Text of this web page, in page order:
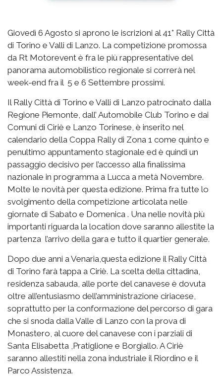
Giovedì 6 Agosto si aprono le iscrizioni al 41° Rally Città
di Torino e Valli di Lanzo. La competizione promossa
da Rt Motorevent è fra le più rappresentative del
panorama automobilistico regionale si correrà nel
week-end fra il 5 e 6 Settembre prossimi.
Il Rally Città di Torino e Valli di Lanzo patrocinato dalla
Regione Piemonte, dall’ Automobile Club Torino e dai
Comuni di Ciriè e Lanzo Torinese, è inserito nel
calendario della Coppa Rally di Zona 1 come quinto e
penultimo appuntamento stagionale ed è quindi un
passaggio decisivo per l’accesso alla finalissima
nazionale in programma a Lucca a metà Novembre.
Molte le novità per questa edizione. Prima fra tutte lo
svolgimento della competizione articolata nelle
giornate di Sabato e Domenica . Una nelle novità più
importanti riguarda la location dove saranno allestite la
partenza l’arrivo della gara e tutto il quartier generale.
Dopo due anni a Venaria,questa edizione il Rally Città
di Torino farà tappa a Ciriè. La scelta della cittadina,
residenza sabauda, alle porte del canavese è dovuta
oltre all’entusiasmo dell’amministrazione ciriacese,
soprattutto per la conformazione del percorso di gara
che si snoda dalla Valle di Lanzo con la prova di
Monastero, al cuore del canavese con i parziali di
Santa Elisabetta ,Pratiglione e Borgiallo. A Ciriè
saranno allestiti nella zona industriale il Riordino e il
Parco Assistenza.